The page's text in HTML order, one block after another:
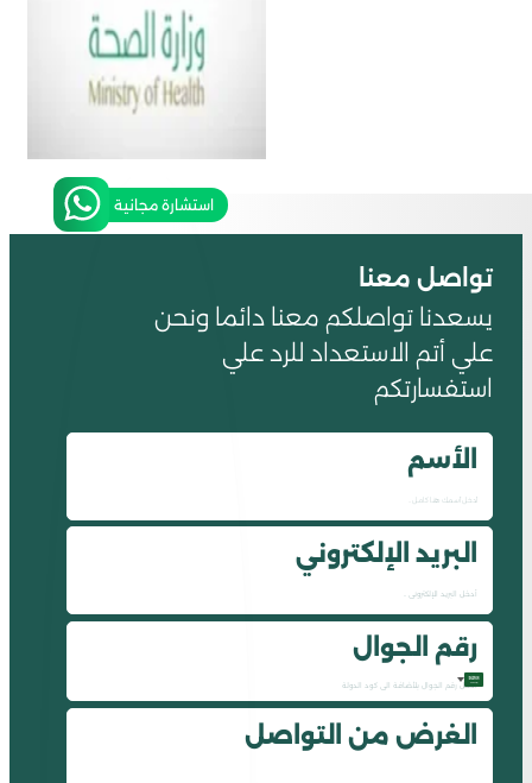
تواصل معنا
يسعدنا تواصلكم معنا دائما ونحن
علي أتم الاستعداد للرد علي
استفسارتكم
الأسم
البريد الإلكتروني
رقم الجوال
Saudi
Arabia
الغرض من التواصل
استشارة مجانية